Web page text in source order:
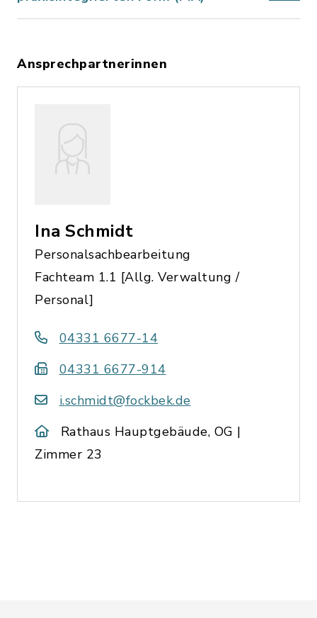
Ansprechpartnerinnen
Ina Schmidt
Personalsachbearbeitung
Fachteam 1.1 [Allg. Verwaltung /
Personal]
04331 6677-14
04331 6677-914
i.schmidt@fockbek.de
Rathaus Hauptgebäude, OG |
Zimmer 23